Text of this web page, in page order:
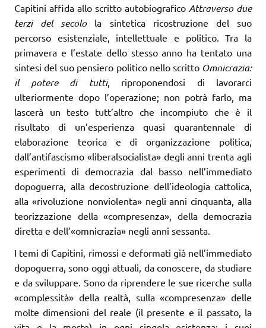
Capitini affida allo scritto autobiografico Attraverso due
terzi del secolola sintetica ricostruzione del suo
percorso esistenziale, intellettuale e politico. Tra la
primavera e l’estate dello stesso anno ha tentato una
sintesi del suo pensiero politico nello scritto Omnicrazia:
il potere di tutti, riproponendosi di lavorarci
ulteriormente dopo l’operazione; non potrà farlo, ma
lascerà un testo tutt’altro che incompiuto che è il
risultato di un’esperienza quasi quarantennale di
elaborazione teorica e di organizzazione politica,
dall’antifascismo «liberalsocialista» degli anni trenta agli
esperimenti di democrazia dal basso nell’immediato
dopoguerra, alla decostruzione dell’ideologia cattolica,
alla «rivoluzione nonviolenta» negli anni cinquanta, alla
teorizzazione della «compresenza», della democrazia
diretta e dell’«omnicrazia» negli anni sessanta.
I temi di Capitini, rimossi e deformati già nell’immediato
dopoguerra, sono oggi attuali, da conoscere, da studiare
e da sviluppare. Sono da riprendere le sue ricerche sulla
«complessità» della realtà, sulla «compresenza» delle
molte dimensioni del reale (il presente e il passato, la